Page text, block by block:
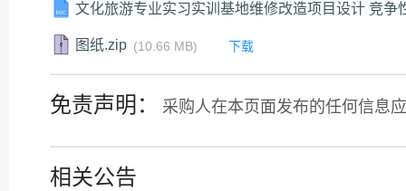
文化旅游专业实习实训基地维修改造项目设计 竞争
图纸.zip (10.66 MB) 下载
免责声明： 采购人在本页面发布的任何信息
相关公告